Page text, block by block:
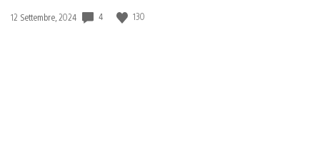
Data
12 Settembre, 2024 4 130